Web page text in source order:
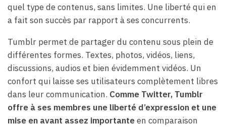
quel type de contenus, sans limites. Une liberté qui en
a fait son succès par rapport à ses concurrents.
Tumblr permet de partager du contenu sous plein de
différentes formes. Textes, photos, vidéos, liens,
discussions, audios et bien évidemment vidéos. Un
confort qui laisse ses utilisateurs complètement libres
dans leur communication. Comme Twitter, Tumblr
offre à ses membres une liberté d’expression et une
mise en avant assez importanteen comparaison